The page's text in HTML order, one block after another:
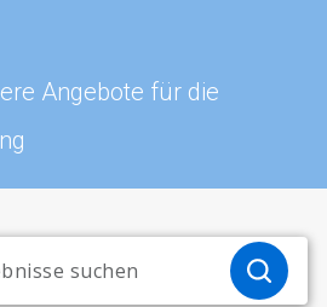
Angebote für die